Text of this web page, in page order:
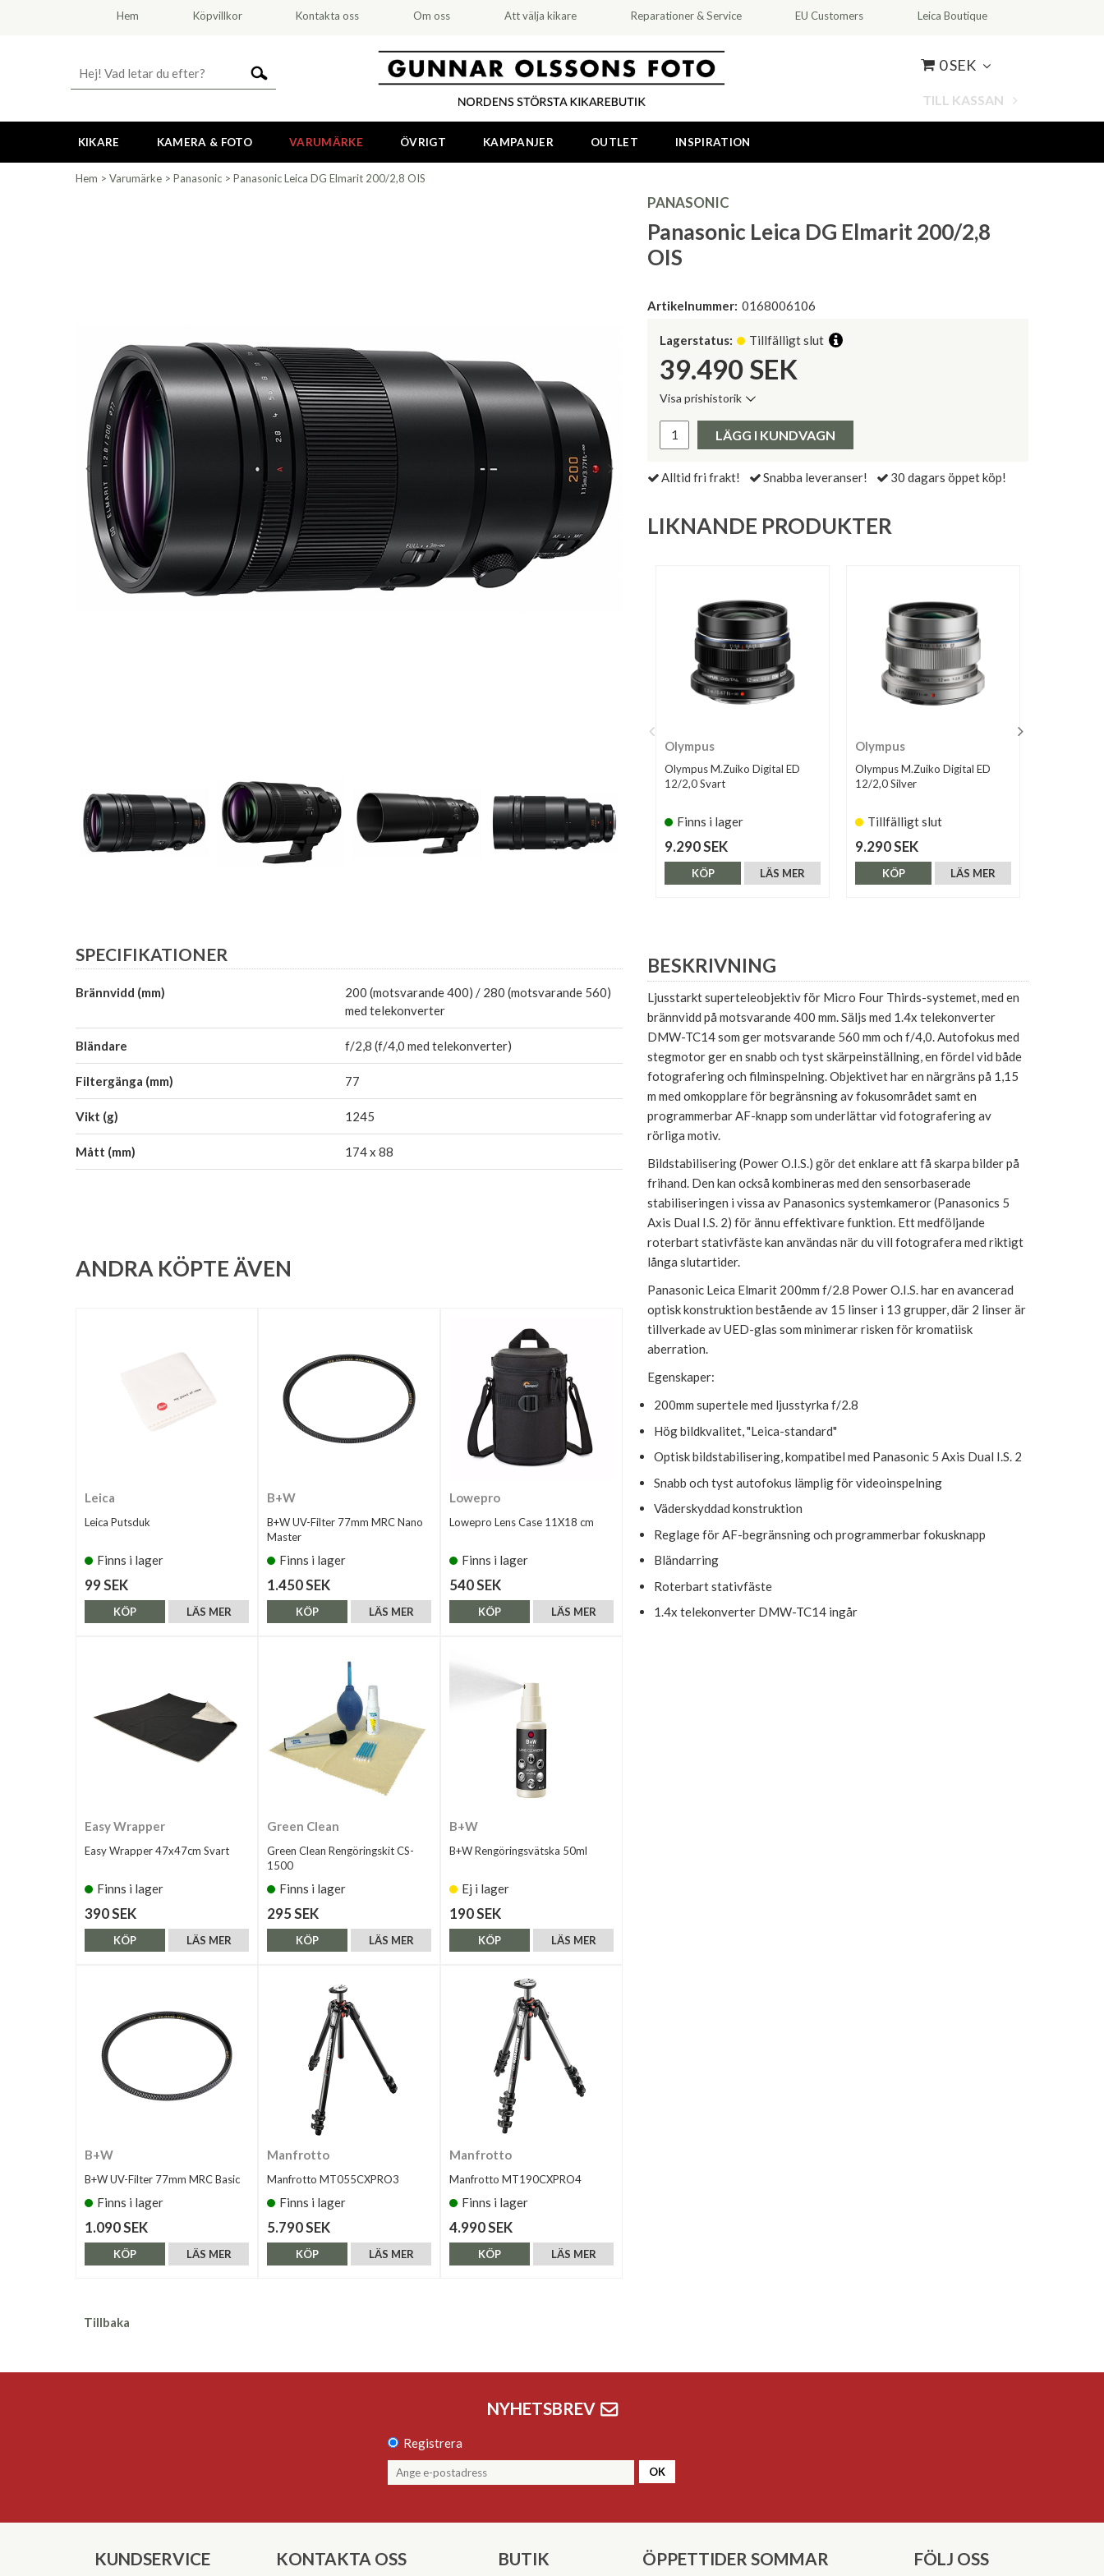
Hem Köpvillkor Kontakta oss Om oss Att välja kikare Reparationer & Service EU Customers Leica Boutique
0 SEK
TILL KASSAN
KIKARE KAMERA & FOTO VARUMÄRKE ÖVRIGT KAMPANJER OUTLET INSPIRATION
Hem > Varumärke > Panasonic > Panasonic Leica DG Elmarit 200/2,8 OIS
PANASONIC
Panasonic Leica DG Elmarit 200/2,8
OIS
Artikelnummer: 0168006106
Lagerstatus: Tillfälligt slut
39.490 SEK
Visa prishistorik
Pris:
LÄGG I KUNDVAGN
Alltid fri frakt! Snabba leveranser! 30 dagars öppet köp!
LIKNANDE PRODUKTER
Olympus
Olympus M.Zuiko Digital ED
12/2,0 Svart
Finns i lager
9.290 SEK
LÄS MER
KÖP
Olympus
Olympus M.Zuiko Digital ED
12/2,0 Silver
Tillfälligt slut
9.290 SEK
LÄS MER
KÖP
BESKRIVNING
Ljusstarkt superteleobjektiv för Micro Four Thirds-systemet, med en
brännvidd på motsvarande 400 mm. Säljs med 1.4x telekonverter
DMW-TC14 som ger motsvarande 560 mm och f/4,0. Autofokus med
stegmotor ger en snabb och tyst skärpeinställning, en fördel vid både
fotografering och filminspelning. Objektivet har en närgräns på 1,15
m med omkopplare för begränsning av fokusområdet samt en
programmerbar AF-knapp som underlättar vid fotografering av
rörliga motiv.
Bildstabilisering (Power O.I.S.) gör det enklare att få skarpa bilder på
frihand. Den kan också kombineras med den sensorbaserade
stabiliseringen i vissa av Panasonics systemkameror (Panasonics 5
Axis Dual I.S. 2) för ännu effektivare funktion. Ett medföljande
roterbart stativfäste kan användas när du vill fotografera med riktigt
långa slutartider.
Panasonic Leica Elmarit 200mm f/2.8 Power O.I.S. har en avancerad
optisk konstruktion bestående av 15 linser i 13 grupper, där 2 linser är
tillverkade av UED-glas som minimerar risken för kromatiisk
aberration.
Egenskaper:
200mm supertele med ljusstyrka f/2.8
Hög bildkvalitet, "Leica-standard"
Optisk bildstabilisering, kompatibel med Panasonic 5 Axis Dual I.S. 2
Snabb och tyst autofokus lämplig för videoinspelning
Väderskyddad konstruktion
Reglage för AF-begränsning och programmerbar fokusknapp
Bländarring
Roterbart stativfäste
1.4x telekonverter DMW-TC14 ingår
SPECIFIKATIONER
Brännvidd (mm)
200 (motsvarande 400) / 280 (motsvarande 560)
med telekonverter
Bländare f/2,8 (f/4,0 med telekonverter)
Filtergänga (mm) 77
Vikt (g) 1245
Mått (mm) 174 x 88
ANDRA KÖPTE ÄVEN
Leica
Leica Putsduk
Finns i lager
99 SEK
LÄS MER
KÖP
B+W
B+W UV-Filter 77mm MRC Nano
Master
Finns i lager
1.450 SEK
LÄS MER
KÖP
Lowepro
Lowepro Lens Case 11X18 cm
Finns i lager
540 SEK
LÄS MER
KÖP
Easy Wrapper
Easy Wrapper 47x47cm Svart
Finns i lager
390 SEK
LÄS MER
KÖP
Green Clean
Green Clean Rengöringskit CS-
1500
Finns i lager
295 SEK
LÄS MER
KÖP
B+W
B+W Rengöringsvätska 50ml
Ej i lager
190 SEK
LÄS MER
KÖP
B+W
B+W UV-Filter 77mm MRC Basic
Finns i lager
1.090 SEK
LÄS MER
KÖP
Manfrotto
Manfrotto MT055CXPRO3
Finns i lager
5.790 SEK
LÄS MER
KÖP
Manfrotto
Manfrotto MT190CXPRO4
Finns i lager
4.990 SEK
LÄS MER
KÖP
Tillbaka
NYHETSBREV
Registrera
OK
KUNDSERVICE KONTAKTA OSS BUTIK ÖPPETTIDER SOMMAR FÖLJ OSS